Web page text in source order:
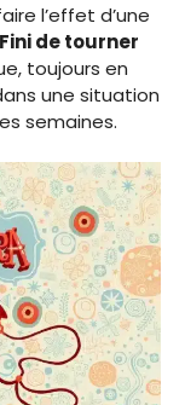
l’effet d’une
Fini de tourner
toujours en
une situation
semaines.